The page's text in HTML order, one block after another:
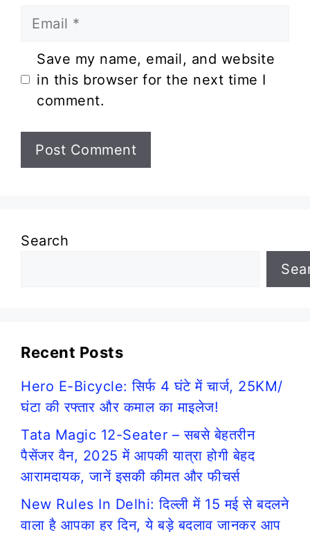
Email
Website
Save my name, email, and website
in this browser for the next time I
comment.
Search
Recent Posts
Hero E-Bicycle: सिर्फ 4 घंटे में चार्ज, 25KM/
घंटा की रफ्तार और कमाल का माइलेज!
Tata Magic 12-Seater – सबसे बेहतरीन
पैसेंजर वैन, 2025 में आपकी यात्रा होगी बेहद
आरामदायक, जानें इसकी कीमत और फीचर्स
New Rules In Delhi: दिल्ली में 15 मई से बदलने
वाला है आपका हर दिन, ये बड़े बदलाव जानकर आप